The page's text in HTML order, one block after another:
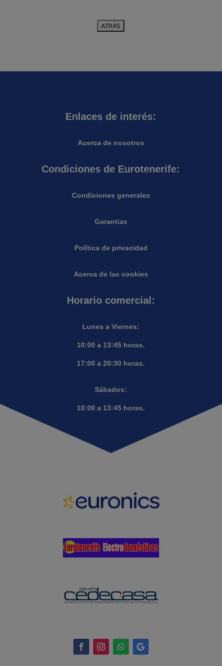
Enlaces de interés:
Acerca de nosotros
Condiciones de Eurotenerife:
Condiciones generales
Garantias
Política de privacidad
Acerca de las cookies
Horario comercial:
Lunes a Viernes:
10:00 a 13:45 horas.
17:00 a 20:30 horas.
Sábados:
10:00 a 13:45 horas.